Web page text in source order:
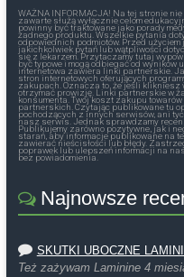
WAŻNA INFORMACJA! Na tej stronie
zawarte służą wyłącznie celom
powinny być traktowane jako porady
żadnego produktu. Wszelkie pytania
odpowiednich podmiotów. Przed
jakichkolwiek pytań lub wątpliwości
się z lekarzem. Przytaczamy tutaj
być typowe i mogą odbiegać od
internetowa zawiera linki partnerskie.
stron internetowych oferujących
zakupach. Oznacza to, że jeśli
otrzymać prowizję. Linki partnerskie w
konsumenta. Twój koszt zakupu
partnerskich. Czytając publikowane tu
pochodzących z innych serwisów, ani
nasz serwis. Jednak sprawdzamy
Publikujemy zarówno pozytywne, jak i
starań, aby informacje publikowane na
zawierać nieścisłości lub błędy.
poprawek lub ulepszeń informacji na
bez powiadomienia.
Najnowsze
SKUTKI UBOCZNE
Też zażywam Laminine 4